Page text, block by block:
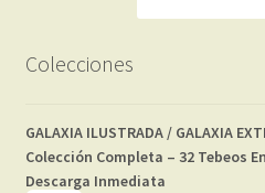
Colecciones
GALAXIA ILUSTRADA / GALAXIA
Colección Completa – 32 Tebeos
Descarga Inmediata